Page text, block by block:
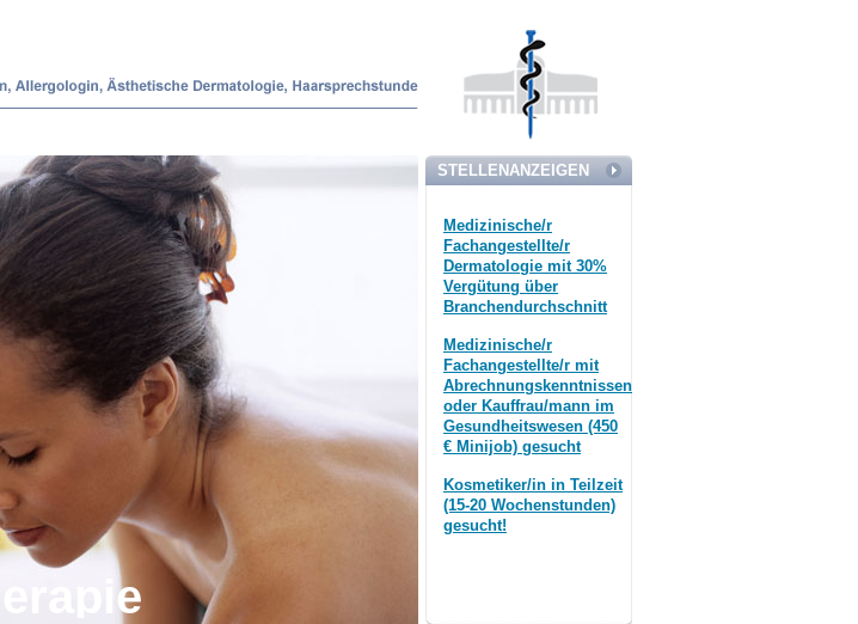
STELLENANZEIGEN
Medizinische/r
Fachangestellte/r
Dermatologie mit 30%
Vergütung über
Branchendurchschnitt
Medizinische/r
Fachangestellte/r mit
Abrechnungskenntnissen
oder Kauffrau/mann im
Gesundheitswesen (450
€ Minijob) gesucht
Kosmetiker/in in Teilzeit
(15-20 Wochenstunden)
gesucht!